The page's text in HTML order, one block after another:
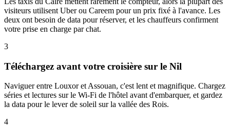
visiteurs utilisent Uber ou Careem pour un prix fixé à l'avance. Les
deux ont besoin de data pour réserver, et les chauffeurs confirment
votre prise en charge par chat.
3
Téléchargez avant votre croisière sur le Nil
Naviguer entre Louxor et Assouan, c'est lent et magnifique. Chargez
séries et lectures sur le Wi-Fi de l'hôtel avant d'embarquer, et gardez
la data pour le lever de soleil sur la vallée des Rois.
4